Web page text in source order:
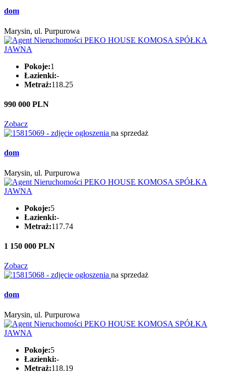
dom
Marysin, ul. Purpurowa
Pokoje:1
Łazienki:-
Metraż:118.25
990 000 PLN
Zobacz
na sprzedaż
dom
Marysin, ul. Purpurowa
Pokoje:5
Łazienki:-
Metraż:117.74
1 150 000 PLN
Zobacz
na sprzedaż
dom
Marysin, ul. Purpurowa
Pokoje:5
Łazienki:-
Metraż:118.19